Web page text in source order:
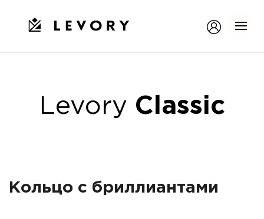
Levory Classic
Кольцо с бриллиантами